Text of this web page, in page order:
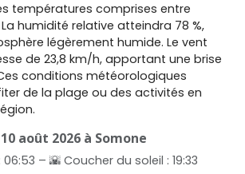
températures comprises entre
La humidité relative atteindra 78 %,
légèrement humide. Le vent
de 23,8 km/h, apportant une brise
conditions météorologiques
de la plage ou des activités en
août 2026 à Somone
– 🌇 Coucher du soleil : 19:33